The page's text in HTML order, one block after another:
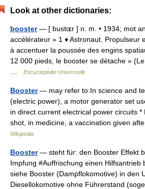
Look at other dictionaries:
booster— [ bustɶr ] n. m. • 1934; mot
accélérateur » 1 ♦ Astronaut. Propulseur
à accentuer la poussée des engins
12 000 pieds, le booster se détache »
Encyclopédie Universelle
Booster— may refer to:In science and
(electric power), a motor generator set
in direct current electrical power circuits
shot, in medicine, a vaccination given
Wikipedia
Booster— steht für: den Booster Effekt
Impfung #Auffrischung einen Hilfsantrieb
siehe Booster (Dampflokomotive) in den
Diesellokomotive ohne Führerstand